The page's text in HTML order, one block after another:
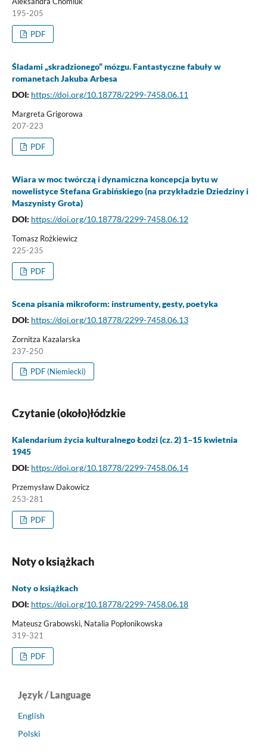
195-205
PDF
Śladami „skradzionego” mózgu. Fantastyczne fabuły w
romanetach Jakuba Arbesa
DOI: https://doi.org/10.18778/2299-7458.06.11
Margreta Grigorowa
207-223
PDF
Wiara w moc twórczą i dynamiczna koncepcja bytu w
nowelistyce Stefana Grabińskiego (na przykładzie Dziedziny i
Maszynisty Grota)
DOI: https://doi.org/10.18778/2299-7458.06.12
Tomasz Rożkiewicz
225-235
PDF
Scena pisania mikroform: instrumenty, gesty, poetyka
DOI: https://doi.org/10.18778/2299-7458.06.13
Zornitza Kazalarska
237-250
PDF (Niemiecki)
Czytanie (około)łódzkie
Kalendarium życia kulturalnego Łodzi (cz. 2) 1–15 kwietnia
1945
DOI: https://doi.org/10.18778/2299-7458.06.14
Przemysław Dakowicz
253-281
PDF
Noty o książkach
Noty o książkach
DOI: https://doi.org/10.18778/2299-7458.06.18
Mateusz Grabowski, Natalia Popłonikowska
319-321
PDF
Język / Language
English
Polski